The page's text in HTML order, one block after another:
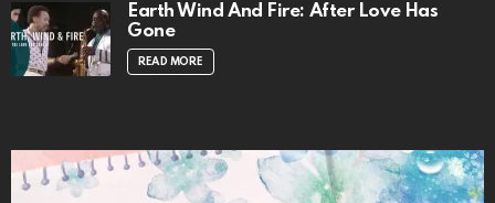
Earth Wind And Fire: After Love Has
Gone
READ MORE